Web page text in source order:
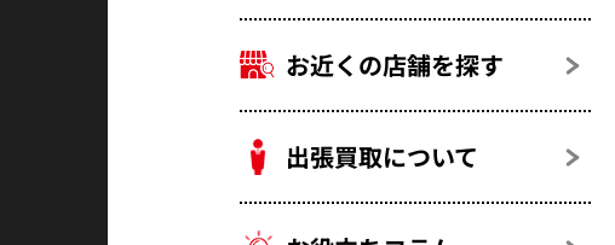
お近くの店舗を探す
出張買取について